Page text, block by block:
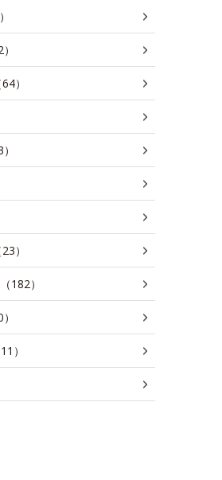
）
）
182）
）